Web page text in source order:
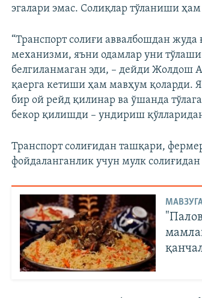
эгалари эмас. Солиқлар тўланиши ҳам
“Транспорт солиғи аввалбошдан
механизми, яъни одамлар уни
белгиланмаган эди, – дейди Жолдош
қаерга кетиши ҳам мавҳум қоларди.
бир ой рейд қилинар ва ўшанда
бекор қилишди – ундириш
Транспорт солиғидан ташқари,
фойдаланганлик учун мулк